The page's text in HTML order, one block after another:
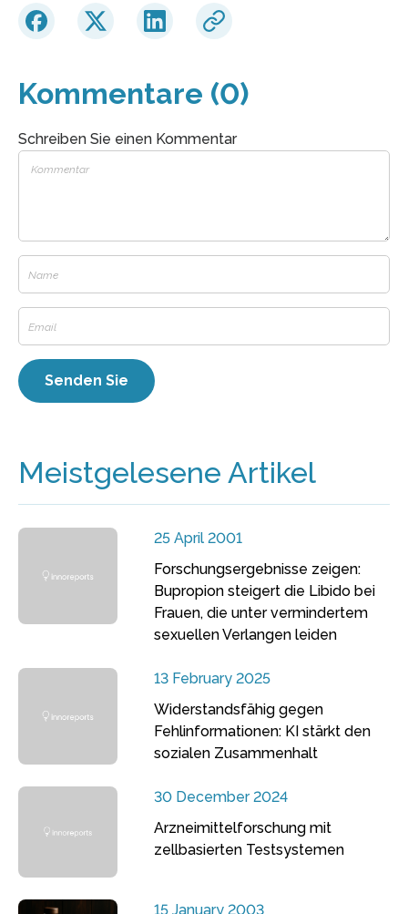
Kommentare (0)
Schreiben Sie einen Kommentar
Meistgelesene Artikel
25 April 2001
Forschungsergebnisse zeigen:
Bupropion steigert die Libido bei
Frauen, die unter vermindertem
sexuellen Verlangen leiden
13 February 2025
Widerstandsfähig gegen
Fehlinformationen: KI stärkt den
sozialen Zusammenhalt
30 December 2024
Arzneimittelforschung mit
zellbasierten Testsystemen
15 January 2003